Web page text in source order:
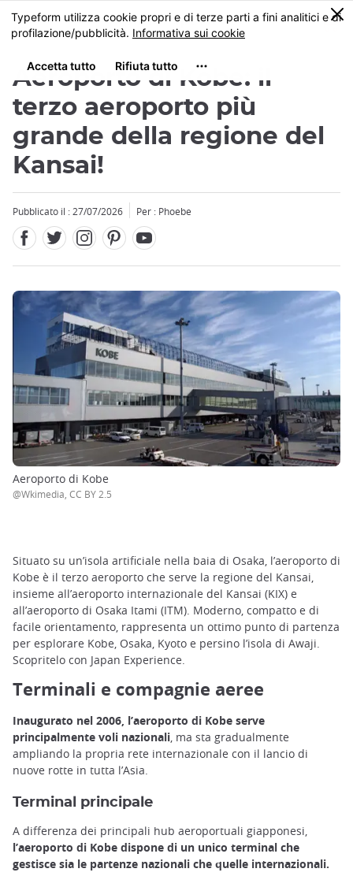
Skip
to
content
MENU
0
Aeroporto di Kobe: il
terzo aeroporto più
grande della regione del
Kansai!
Pubblicato il : 27/07/2026 Per : Phoebe
Aeroporto di Kobe
@Wkimedia, CC BY 2.5
Situato su un’isola artificiale nella baia di Osaka, l’aeroporto di
Kobe è il terzo aeroporto che serve la regione del Kansai,
insieme all’aeroporto internazionale del Kansai (KIX) e
all’aeroporto di Osaka Itami (ITM). Moderno, compatto e di
facile orientamento, rappresenta un ottimo punto di partenza
per esplorare Kobe, Osaka, Kyoto e persino l’isola di Awaji.
Scopritelo con Japan Experience.
Terminali e compagnie aeree
Inaugurato nel 2006, l’aeroporto di Kobe serve
principalmente voli nazionali , ma sta gradualmente
ampliando la propria rete internazionale con il lancio di
nuove rotte in tutta l’Asia.
Terminal principale
A differenza dei principali hub aeroportuali giapponesi,
l’aeroporto di Kobe dispone di un unico terminal che
gestisce sia le partenze nazionali che quelle internazionali.